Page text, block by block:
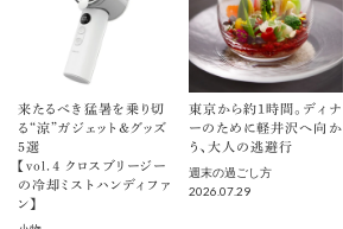
来たるべき猛暑を乗り切
る“涼”ガジェット＆グッズ
5選
【vol.４ クロスブリージー
の冷却ミストハンディファ
ン】
東京から約1時間。ディナ
ーのために軽井沢へ向か
う、大人の逃避行
週末の過ごし方
2026.07.29